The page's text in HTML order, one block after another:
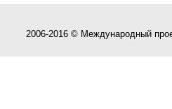
2006-2016 © Международный